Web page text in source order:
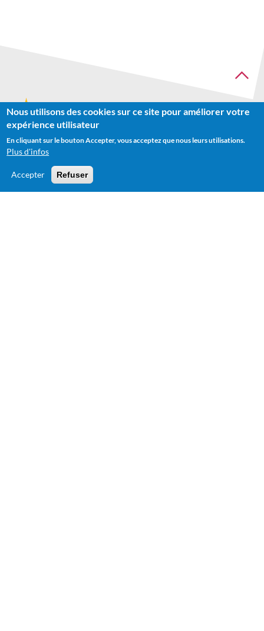
Nous utilisons des cookies sur ce site pour améliorer votre
expérience utilisateur
En cliquant sur le bouton Accepter, vous acceptez que nous leurs utilisations.
Plus d'infos
Accepter Refuser